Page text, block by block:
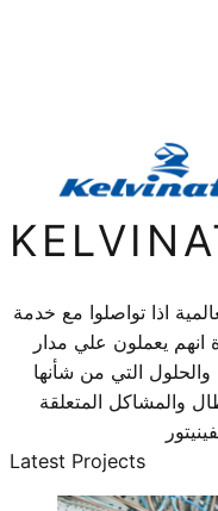
اذا تواصلوا مع خدمة
انهم يعملون علي مدار
التي من شأنها
والمشاكل المتعلقة
Latest Projects